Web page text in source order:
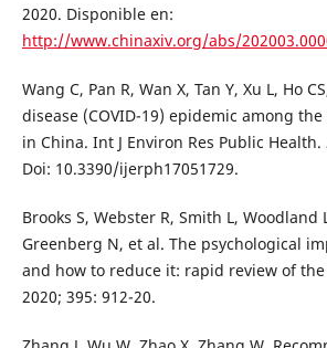
2020. Disponible en:
http://www.chinaxiv.org/abs/
Wang C, Pan R, Wan X, Tan Y, Xu L, Ho
disease (COVID-19) epidemic among
in China. Int J Environ Res Public Health.
Doi: 10.3390/ijerph17051729.
Brooks S, Webster R, Smith L, Woodland
Greenberg N, et al. The psychological
and how to reduce it: rapid review of the
2020; 395: 912-20.